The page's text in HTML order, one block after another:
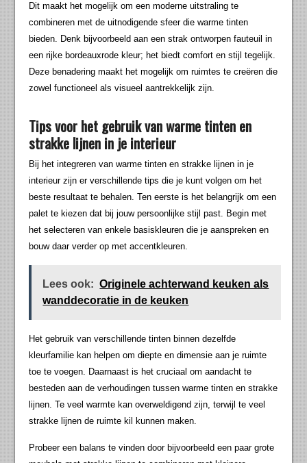
Dit maakt het mogelijk om een moderne uitstraling te
combineren met de uitnodigende sfeer die warme tinten
bieden. Denk bijvoorbeeld aan een strak ontworpen fauteuil in
een rijke bordeauxrode kleur; het biedt comfort en stijl tegelijk.
Deze benadering maakt het mogelijk om ruimtes te creëren die
zowel functioneel als visueel aantrekkelijk zijn.
Tips voor het gebruik van warme tinten en
strakke lijnen in je interieur
Bij het integreren van warme tinten en strakke lijnen in je
interieur zijn er verschillende tips die je kunt volgen om het
beste resultaat te behalen. Ten eerste is het belangrijk om een
palet te kiezen dat bij jouw persoonlijke stijl past. Begin met
het selecteren van enkele basiskleuren die je aanspreken en
bouw daar verder op met accentkleuren.
Lees ook: Originele achterwand keuken als
wanddecoratie in de keuken
Het gebruik van verschillende tinten binnen dezelfde
kleurfamilie kan helpen om diepte en dimensie aan je ruimte
toe te voegen. Daarnaast is het cruciaal om aandacht te
besteden aan de verhoudingen tussen warme tinten en strakke
lijnen. Te veel warmte kan overweldigend zijn, terwijl te veel
strakke lijnen de ruimte kil kunnen maken.
Probeer een balans te vinden door bijvoorbeeld een paar grote